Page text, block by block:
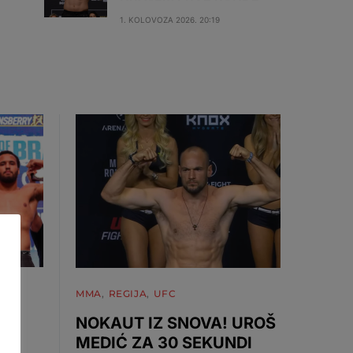
1. KOLOVOZA 2026. 20:19
MMA REGIJA UFC
NOKAUT IZ SNOVA! UROŠ
MEDIĆ ZA 30 SEKUNDI